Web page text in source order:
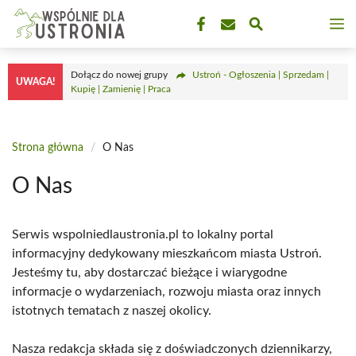
Przejdź
treści
UWAGA!
Dołącz do nowej grupy
Ustroń - Ogłoszenia | Sprzedam |
Kupię | Zamienię | Praca
Strona główna / O Nas
O Nas
Serwis wspolniedlaustronia.pl to lokalny portal
informacyjny dedykowany mieszkańcom miasta Ustroń.
Jesteśmy tu, aby dostarczać bieżące i wiarygodne
informacje o wydarzeniach, rozwoju miasta oraz innych
istotnych tematach z naszej okolicy.
Nasza redakcja składa się z doświadczonych dziennikarzy,